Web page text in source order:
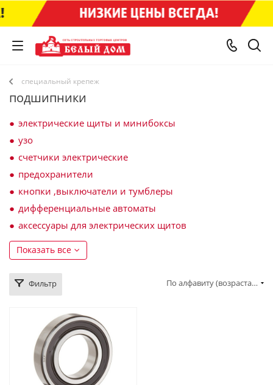
специальный крепеж
подшипники
электрические щиты и минибоксы
узо
счетчики электрические
предохранители
кнопки ,выключатели и тумблеры
дифференциальные автоматы
аксессуары для электрических щитов
Показать все
Фильтр По алфавиту (возрастание)